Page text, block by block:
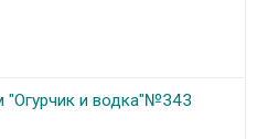
и водка"№343